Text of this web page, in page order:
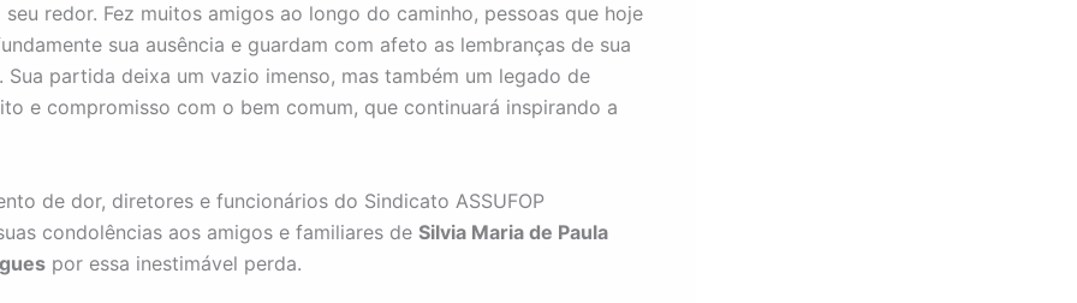
redor. Fez muitos amigos ao longo do caminho, pessoas que hoje
sua ausência e guardam com afeto as lembranças de sua
Sua partida deixa um vazio imenso, mas também um legado de
e compromisso com o bem comum, que continuará inspirando a
de dor, diretores e funcionários do Sindicato ASSUFOP
condolências aos amigos e familiares de Silvia Maria de Paula
por essa inestimável perda.